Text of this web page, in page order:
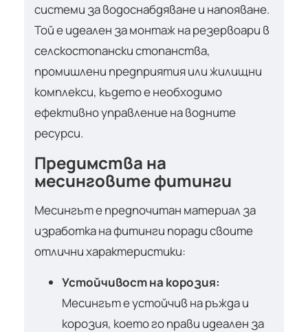
системи за водоснабдяване и напояване.
Той е идеален за монтаж на резервоари в
селскостопански стопанства,
промишлени предприятия или жилищни
комплекси, където е необходимо
ефективно управление на водните
ресурси.
Предимства на
месинговите фитинги
Месингът е предпочитан материал за
изработка на фитинги поради своите
отлични характеристики:
Устойчивост на корозия:
Месингът е устойчив на ръжда и
корозия, което го прави идеален за